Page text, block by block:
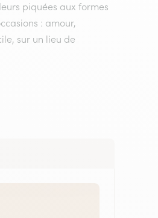
piquées aux formes
: amour,
sur un lieu de